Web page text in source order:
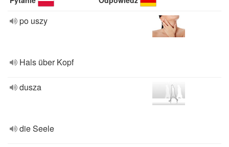
po uszy
Hals über Kopf
dusza
die Seele